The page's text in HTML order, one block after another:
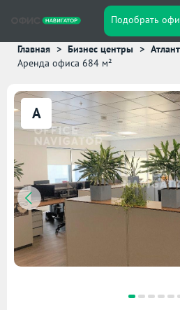
Подобрать
Главная Бизнес центры
Аренда офиса 684 м²
A